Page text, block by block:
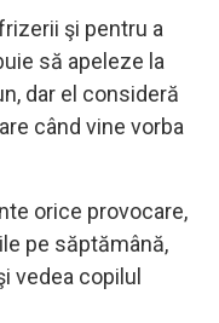
şi pentru a
să apeleze la
dar el consideră
când vine vorba
orice provocare,
pe săptămână,
vedea copilul